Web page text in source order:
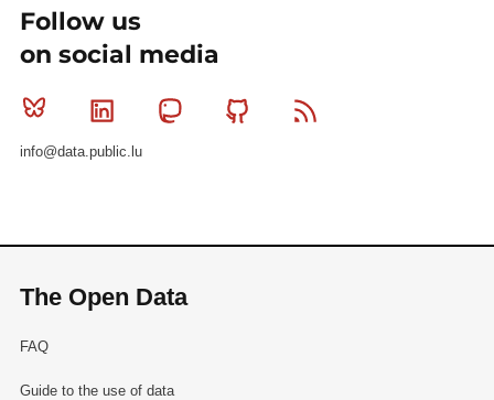
Follow us
on social media
Bluesky Linkedin MastodonGithub
info@data.public.lu
The Open Data
FAQ
Guide to the use of data